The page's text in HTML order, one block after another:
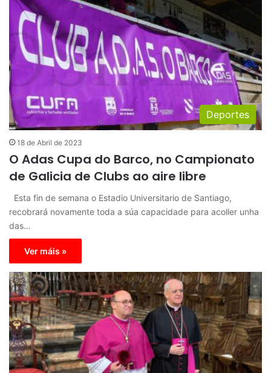
Deportes
18 de Abril de 2023
O Adas Cupa do Barco, no Campionato
de Galicia de Clubs ao aire libre
Esta fin de semana o Estadio Universitario de Santiago,
recobrará novamente toda a súa capacidade para acoller unha
das…
Ver máis »